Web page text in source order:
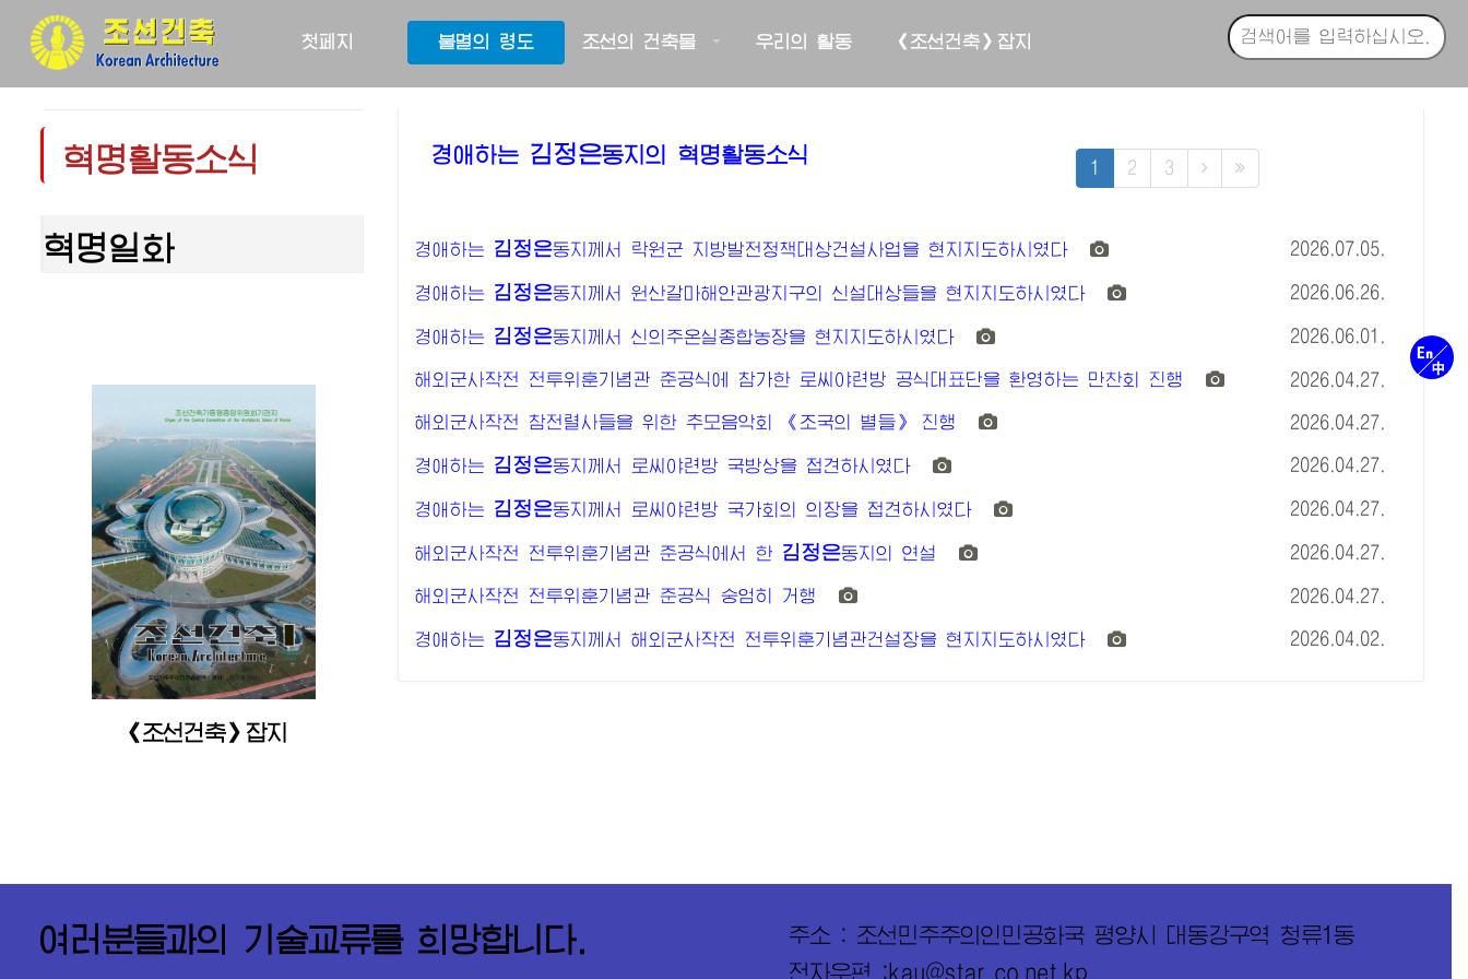
첫페지 불멸의 령도 조선의 건축물 우리의 활동 《조선건축》잡지
혁명활동소식
혁명일화
《조선건축》잡지
경애하는 김정은동지의 혁명활동소식
1 2 3
경애하는 김정은동지께서 락원군 지방발전정책대상건설사업을 현지지도하시였다 2026.07.05.
경애하는 김정은동지께서 원산갈마해안관광지구의 신설대상들을 현지지도하시였다 2026.06.26.
경애하는 김정은동지께서 신의주온실종합농장을 현지지도하시였다 2026.06.01.
해외군사작전 전투위훈기념관 준공식에 참가한 로씨야련방 공식대표단을 환영하는 만찬회 진행 2026.04.27.
해외군사작전 참전렬사들을 위한 추모음악회 《조국의 별들》 진행 2026.04.27.
경애하는 김정은동지께서 로씨야련방 국방상을 접견하시였다 2026.04.27.
경애하는 김정은동지께서 로씨야련방 국가회의 의장을 접견하시였다 2026.04.27.
해외군사작전 전투위훈기념관 준공식에서 한 김정은동지의 연설 2026.04.27.
해외군사작전 전투위훈기념관 준공식 숭엄히 거행 2026.04.27.
경애하는 김정은동지께서 해외군사작전 전투위훈기념관건설장을 현지지도하시였다 2026.04.02.
여러분들과의 기술교류를 희망합니다.
주소 : 조선민주주의인민공화국 평양시 대동강구역 청류1동
전자우편 :kau@star_co.net.kp